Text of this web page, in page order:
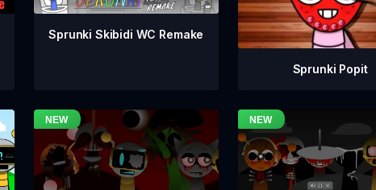
Sprunki Skibidi WC Remake
Sprunki Popit